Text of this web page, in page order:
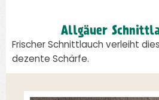
Allgäuer
Frischer Schnittlauch verleiht
dezente Schärfe.